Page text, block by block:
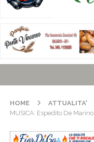
HOME ATTUALITA'
MUSICA: Espedito De Marino